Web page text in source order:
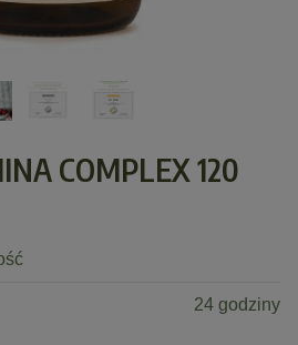
COMPLEX 120
24 godziny